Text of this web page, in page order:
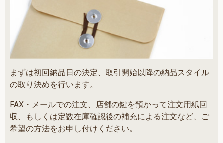
まずは初回納品日の決定、取引開始以降の納品スタイル
の取り決めを行います。
FAX・メールでの注文、店舗の鍵を預かって注文用紙回
収、もしくは定数在庫確認後の補充による注文など、ご
希望の方法をお申し付けください。